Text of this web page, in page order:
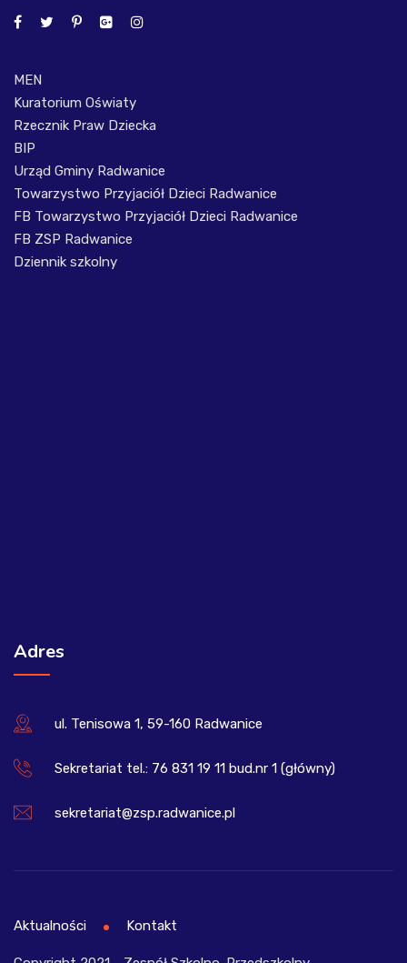
MEN
Kuratorium Oświaty
Rzecznik Praw Dziecka
BIP
Urząd Gminy Radwanice
Towarzystwo Przyjaciół Dzieci Radwanice
FB Towarzystwo Przyjaciół Dzieci Radwanice
FB ZSP Radwanice
Dziennik szkolny
Adres
ul. Tenisowa 1, 59-160 Radwanice
Sekretariat tel.: 76 831 19 11 bud.nr 1 (główny)
sekretariat@zsp.radwanice.pl
Aktualności Kontakt